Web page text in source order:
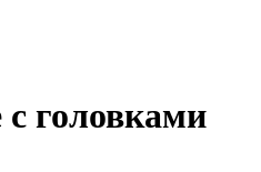
головками